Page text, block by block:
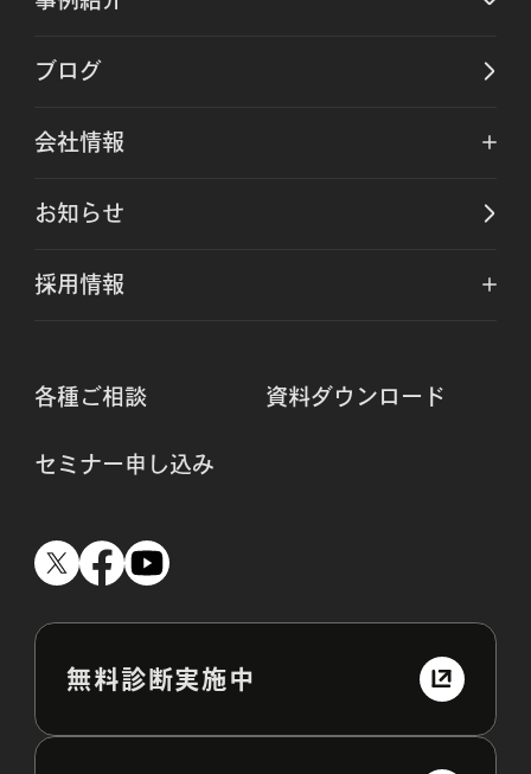
ブログ
会社情報
お知らせ
採用情報
各種ご相談 資料ダウンロード
セミナー申し込み
無料診断実施中